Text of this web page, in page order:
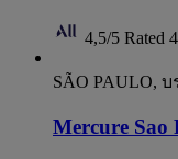
4,5/5 Rated
SÃO PAULO,
Mercure Sao